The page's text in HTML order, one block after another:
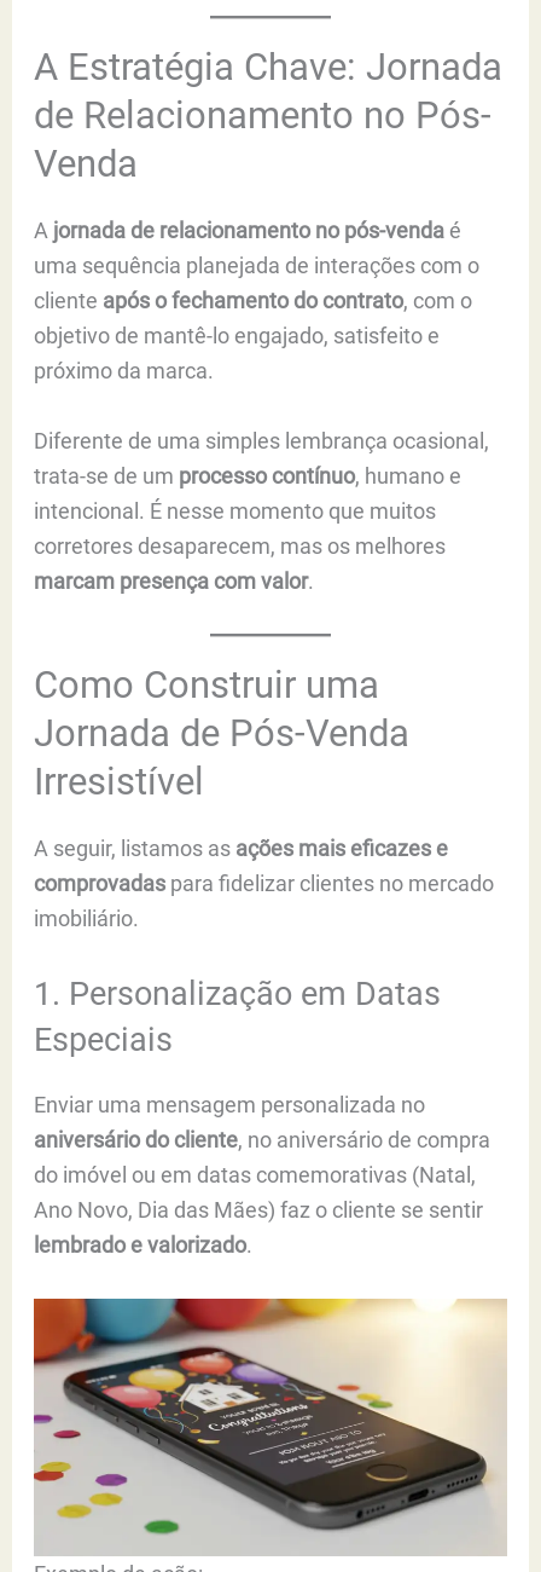
A Estratégia Chave: Jornada
de Relacionamento no Pós-
Venda
A jornada de relacionamento no pós-venda é
uma sequência planejada de interações com o
cliente após o fechamento do contrato, com o
objetivo de mantê-lo engajado, satisfeito e
próximo da marca.
Diferente de uma simples lembrança ocasional,
trata-se de um processo contínuo, humano e
intencional. É nesse momento que muitos
corretores desaparecem, mas os melhores
marcam presença com valor.
Como Construir uma
Jornada de Pós-Venda
Irresistível
A seguir, listamos as ações mais eficazes e
comprovadas para fidelizar clientes no mercado
imobiliário.
1. Personalização em Datas
Especiais
Enviar uma mensagem personalizada no
aniversário do cliente, no aniversário de compra
do imóvel ou em datas comemorativas (Natal,
Ano Novo, Dia das Mães) faz o cliente se sentir
lembrado e valorizado.